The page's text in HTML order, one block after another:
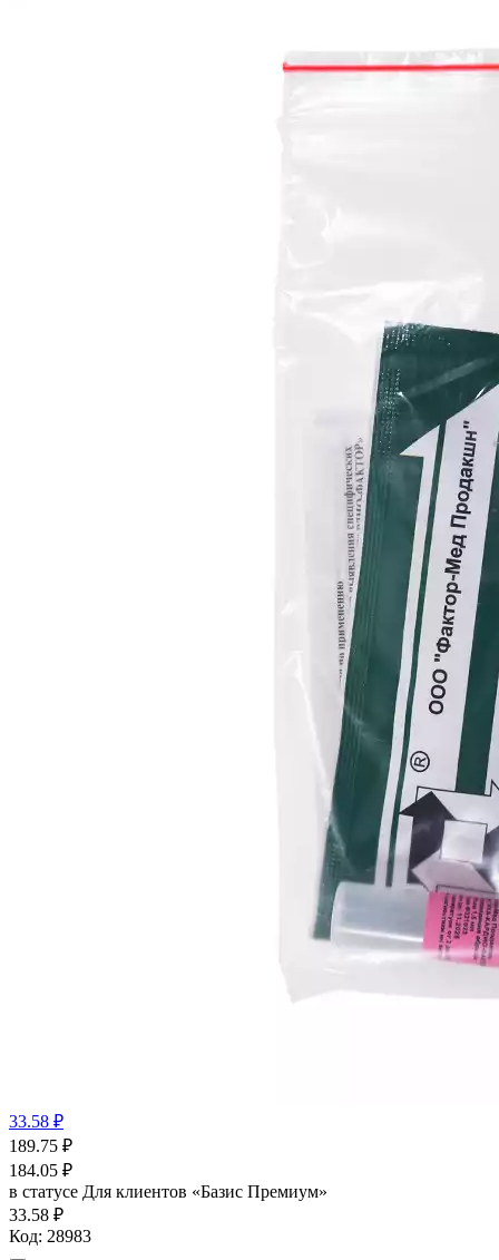
33.58 ₽
189.75 ₽
184.05 ₽
в статусе Для клиентов «Базис Премиум»
33.58 ₽
Код: 28983